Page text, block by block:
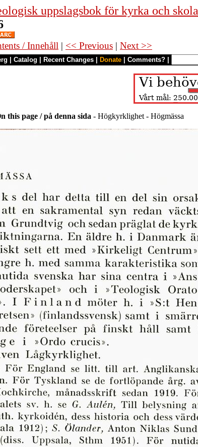
uppslagsbok för kyrka och skola
/ Innehåll | << Previous | Next >>
Catalog Recent Changes Donate Comments?
this page / på denna sida - Högkyrklighet - Högmässa